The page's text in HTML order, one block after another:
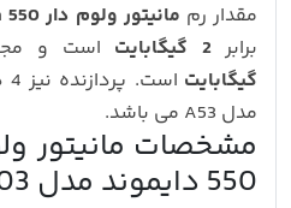
مقدار رم مانیتور ولوم دار mvm 550
برابر 2 گیگابایت است و
گیگابایت
مدل A53 می باشد.
مشخصات مانیتور
550 دایموند مدل DM 03